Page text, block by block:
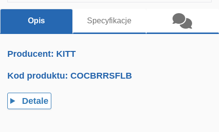
Opis Specyfikacje
Producent: KITT
Kod produktu:COCBRRSFLB
Detale